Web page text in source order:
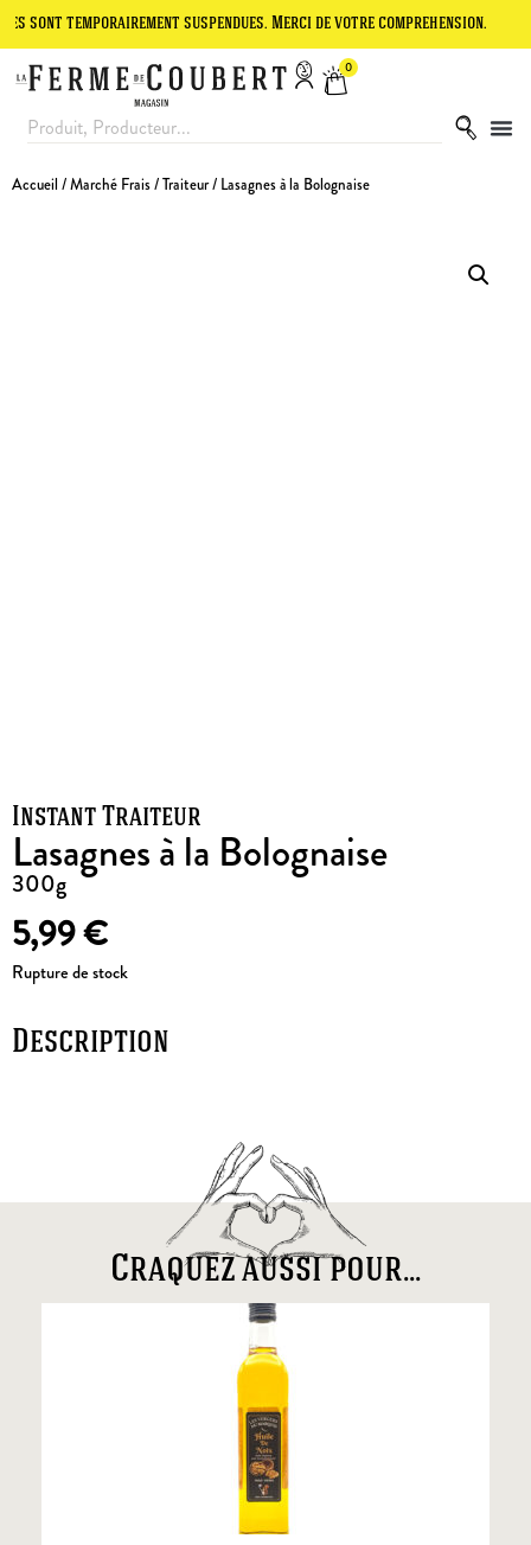
suspendues. Merci de votre compréhension. Le site
0
Accueil /Marché Frais/Traiteur/ Lasagnes à la Bolognaise
Instant Traiteur
Lasagnes à la Bolognaise
300g
5,99€
Rupture de stock
Description
Craquez aussi pour...